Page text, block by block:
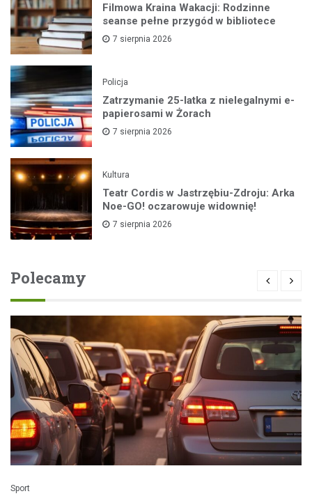
Filmowa Kraina Wakacji: Rodzinne
seanse pełne przygód w bibliotece
7 sierpnia 2026
Policja
Zatrzymanie 25-latka z nielegalnymi e-
papierosami w Żorach
7 sierpnia 2026
Kultura
Teatr Cordis w Jastrzębiu-Zdroju: Arka
Noe-GO! oczarowuje widownię!
7 sierpnia 2026
Polecamy
Sport